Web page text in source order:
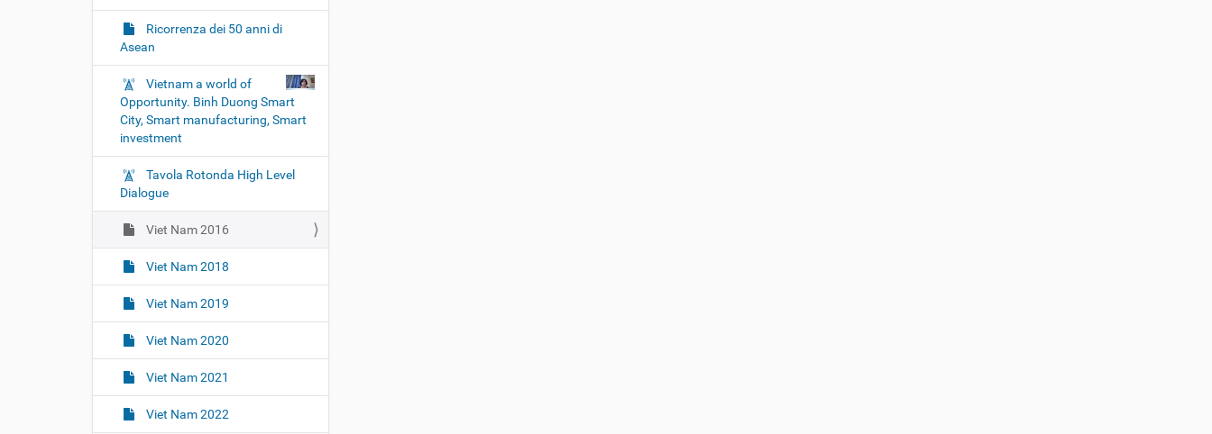
Ricorrenza dei 50 anni di
Asean
Vietnam a world of
Opportunity. Binh Duong Smart
City, Smart manufacturing, Smart
investment
Tavola Rotonda High Level
Dialogue
Viet Nam 2016
Viet Nam 2018
Viet Nam 2019
Viet Nam 2020
Viet Nam 2021
Viet Nam 2022